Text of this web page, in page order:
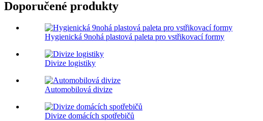
Doporučené produkty
Hygienická 9nohá plastová paleta pro vstřikovací formy
Divize logistiky
Automobilová divize
Divize domácích spotřebičů